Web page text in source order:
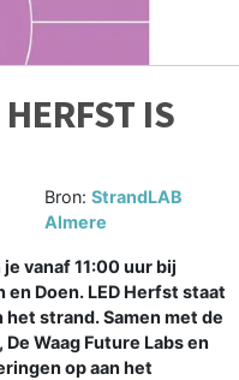
IS
Bron:StrandLAB
Almere
vanaf 11:00 uur bij
Doen. LED Herfst staat
strand. Samen met de
Waag Future Labs en
op aan het